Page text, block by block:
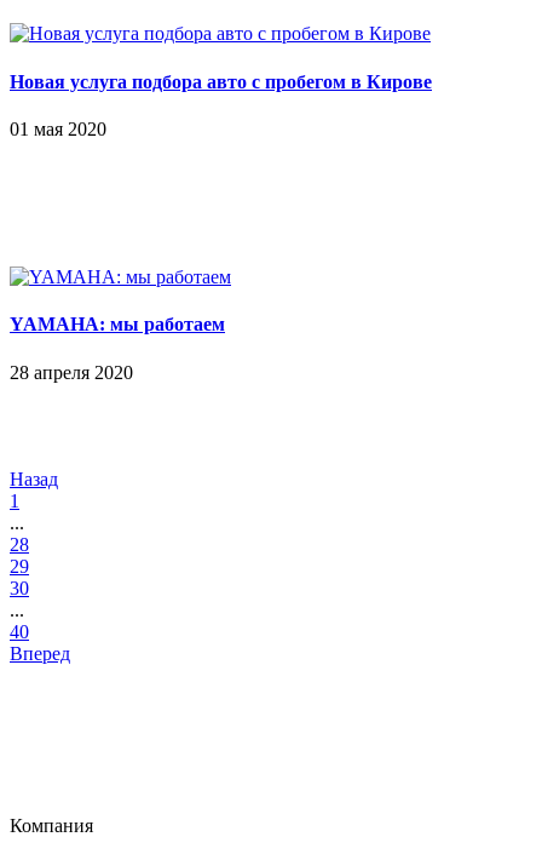
Новая услуга подбора авто с пробегом в Кирове
01 мая 2020
YAMAHA: мы работаем
28 апреля 2020
Назад
1
...
28
29
30
...
40
Вперед
Компания